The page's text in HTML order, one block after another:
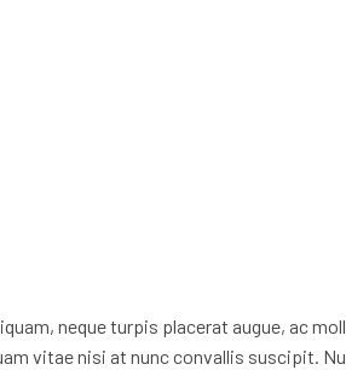
neque turpis placerat augue, ac
vitae nisi at nunc convallis suscipit.